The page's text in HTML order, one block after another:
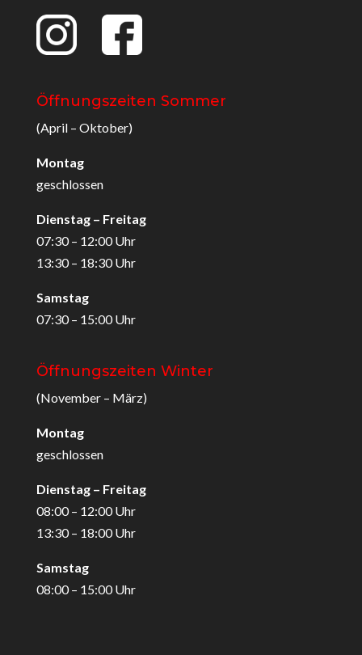
Öffnungszeiten Sommer
(April – Oktober)
Montag
geschlossen
Dienstag – Freitag
07:30 – 12:00 Uhr
13:30 – 18:30 Uhr
Samstag
07:30 – 15:00 Uhr
Öffnungszeiten Winter
(November – März)
Montag
geschlossen
Dienstag – Freitag
08:00 – 12:00 Uhr
13:30 – 18:00 Uhr
Samstag
08:00 – 15:00 Uhr